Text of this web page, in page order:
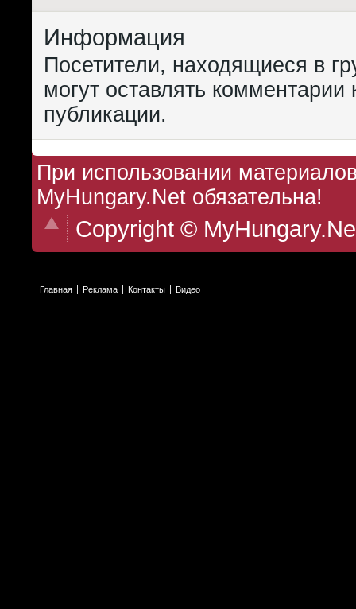
Информация
Посетители, находящиеся в
могут оставлять комментарии
публикации.
При использовании
MyHungary.Net обязательна!
Copyright ©
Главная Реклама Контакты Видео